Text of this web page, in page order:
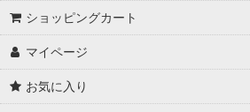
ショッピングカート
マイページ
お気に入り